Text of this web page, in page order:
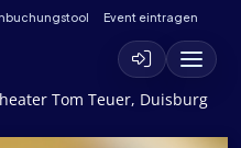
Event eintragen
Tom Teuer, Duisburg